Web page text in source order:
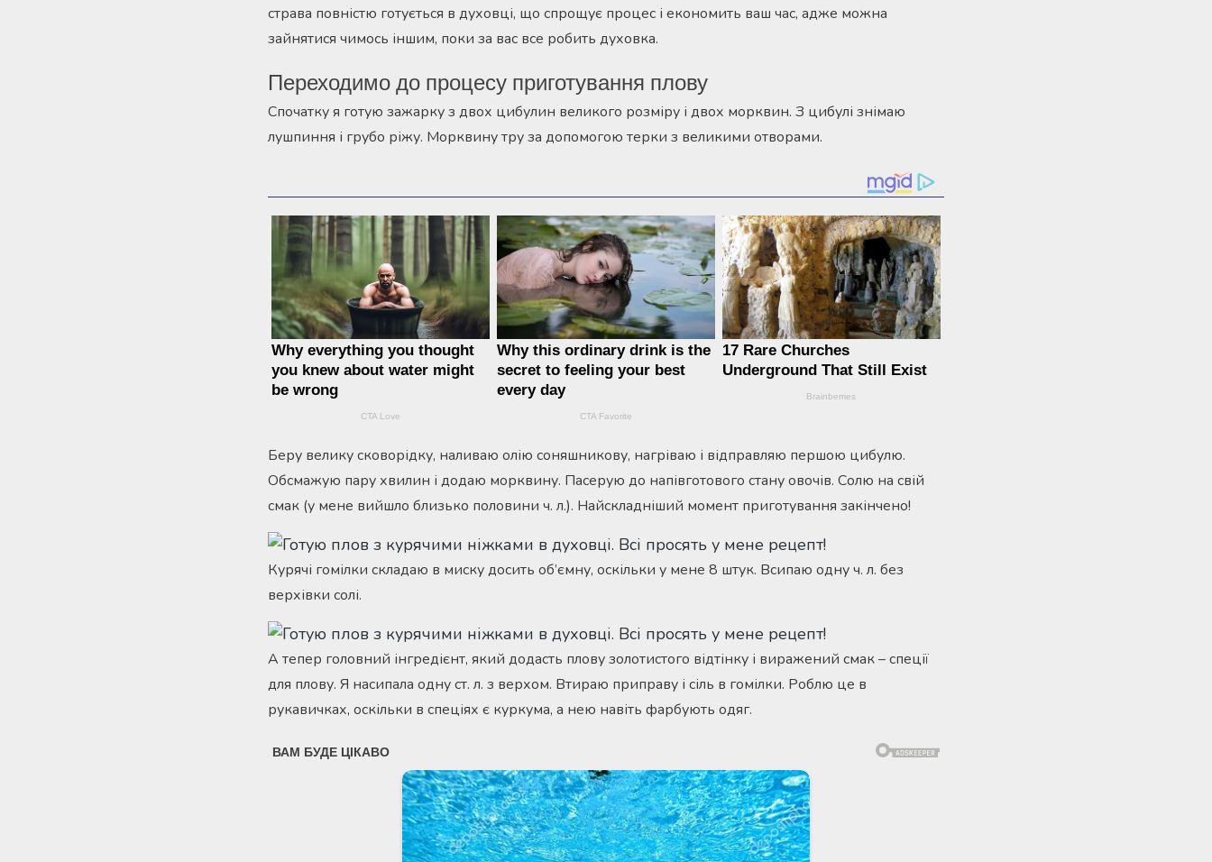
страва повністю готується в духовці, що спрощує процес і економить ваш час, адже можна
зайнятися чимось іншим, поки за вас все робить духовка.
Переходимо до процесу приготування плову
Спочатку я готую зажарку з двох цибулин великого розміру і двох морквин. З цибулі знімаю
лушпиння і грубо ріжу. Морквину тру за допомогою терки з великими отворами.
Беру велику сковорідку, наливаю олію соняшникову, нагріваю і відправляю першою цибулю.
Обсмажую пару хвилин і додаю морквину. Пасерую до напівготового стану овочів. Солю на свій
смак (у мене вийшло близько половини ч. л.). Найскладніший момент приготування закінчено!
Курячі гомілки складаю в миску досить об’ємну, оскільки у мене 8 штук. Всипаю одну ч. л. без
верхівки солі.
А тепер головний інгредієнт, який додасть плову золотистого відтінку і виражений смак – спеції
для плову. Я насипала одну ст. л. з верхом. Втираю приправу і сіль в гомілки. Роблю це в
рукавичках, оскільки в спеціях є куркума, а нею навіть фарбують одяг.